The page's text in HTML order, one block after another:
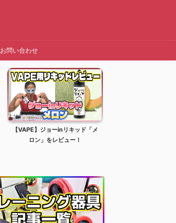
お問い合わせ
【VAPE】ジョーinリキッド「メ
ロン」をレビュー！